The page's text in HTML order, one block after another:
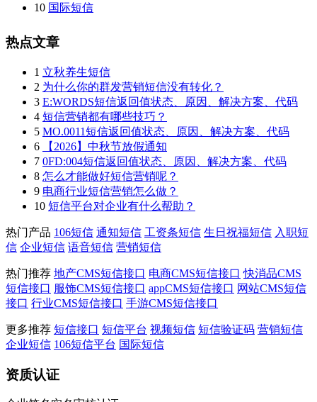
10 国际短信
热点文章
1 立秋养生短信
2 为什么你的群发营销短信没有转化？
3 E:WORDS短信返回值状态、原因、解决方案、代码
4 短信营销都有哪些技巧？
5 MO.0011短信返回值状态、原因、解决方案、代码
6
【2026】中秋节放假通知
7 0FD:004短信返回值状态、原因、解决方案、代码
8 怎么才能做好短信营销呢？
9 电商行业短信营销怎么做？
10 短信平台对企业有什么帮助？
热门产品 106短信 通知短信 工资条短信 生日祝福短信 入职短
信 企业短信 语音短信 营销短信
热门推荐 地产CMS短信接口 电商CMS短信接口 快消品CMS
短信接口 服饰CMS短信接口 appCMS短信接口 网站CMS短信
接口 行业CMS短信接口 手游CMS短信接口
更多推荐 短信接口 短信平台 视频短信 短信验证码 营销短信
企业短信 106短信平台 国际短信
资质认证